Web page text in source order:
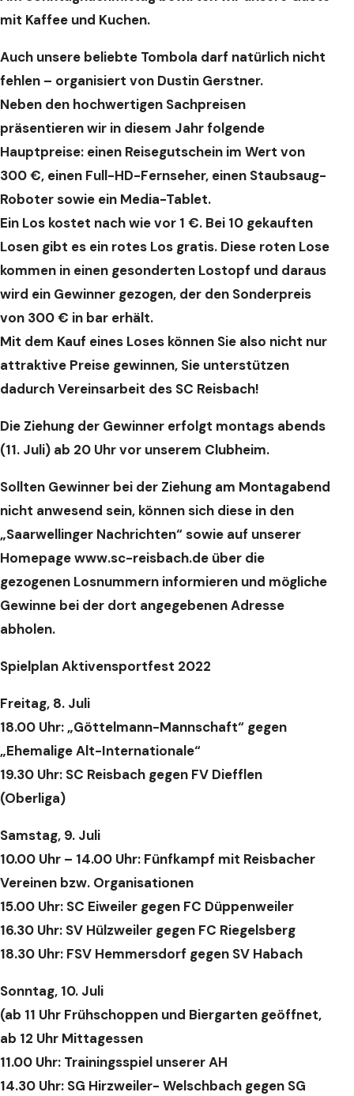
mit Kaffee und Kuchen.
Auch unsere beliebte Tombola darf natürlich nicht
fehlen – organisiert von Dustin Gerstner.
Neben den hochwertigen Sachpreisen
präsentieren wir in diesem Jahr folgende
Hauptpreise: einen Reisegutschein im Wert von
300 €, einen Full-HD-Fernseher, einen Staubsaug-
Roboter sowie ein Media-Tablet.
Ein Los kostet nach wie vor 1 €. Bei 10 gekauften
Losen gibt es ein rotes Los gratis. Diese roten Lose
kommen in einen gesonderten Lostopf und daraus
wird ein Gewinner gezogen, der den Sonderpreis
von 300 € in bar erhält.
Mit dem Kauf eines Loses können Sie also nicht nur
attraktive Preise gewinnen, Sie unterstützen
dadurch Vereinsarbeit des SC Reisbach!
Die Ziehung der Gewinner erfolgt montags abends
(11. Juli) ab 20 Uhr vor unserem Clubheim.
Sollten Gewinner bei der Ziehung am Montagabend
nicht anwesend sein, können sich diese in den
„Saarwellinger Nachrichten“ sowie auf unserer
Homepage www.sc-reisbach.de über die
gezogenen Losnummern informieren und mögliche
Gewinne bei der dort angegebenen Adresse
abholen.
Spielplan Aktivensportfest 2022
Freitag, 8. Juli
18.00 Uhr: „Göttelmann-Mannschaft“ gegen
„Ehemalige Alt-Internationale“
19.30 Uhr: SC Reisbach gegen FV Diefflen
(Oberliga)
Samstag, 9. Juli
10.00 Uhr – 14.00 Uhr: Fünfkampf mit Reisbacher
Vereinen bzw. Organisationen
15.00 Uhr: SC Eiweiler gegen FC Düppenweiler
16.30 Uhr: SV Hülzweiler gegen FC Riegelsberg
18.30 Uhr: FSV Hemmersdorf gegen SV Habach
Sonntag, 10. Juli
(ab 11 Uhr Frühschoppen und Biergarten geöffnet,
ab 12 Uhr Mittagessen
11.00 Uhr: Trainingsspiel unserer AH
14.30 Uhr: SG Hirzweiler- Welschbach gegen SG